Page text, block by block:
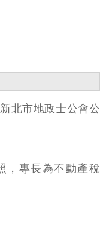
北市地政士公會公
，專長為不動產稅